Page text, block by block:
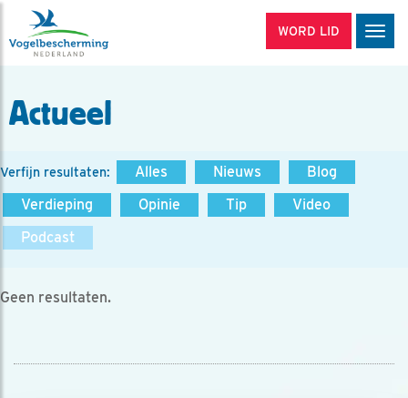
WORD LID
Actueel
Verfijn resultaten: Alles Nieuws
Blog
Verdieping
Opinie Tip
Video
Podcast
Geen resultaten.